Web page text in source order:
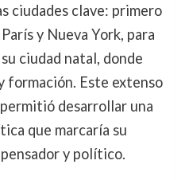
ciudades clave: primero
y Nueva York, para
ciudad natal, donde
formación. Este extenso
desarrollar una
que marcaría su
y político.